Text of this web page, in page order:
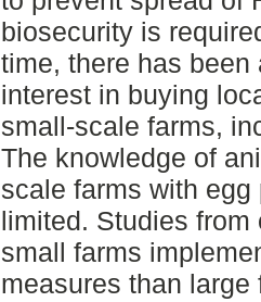
biosecurity is
time, there has been
interest in buying
small-scale farms,
The knowledge of
scale farms with
limited. Studies
small farms
measures than